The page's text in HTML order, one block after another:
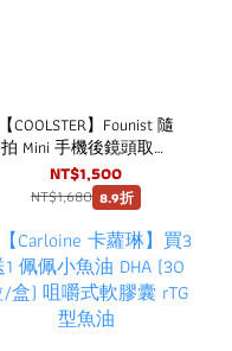
【COOLSTER】Founist 隨
拍 Mini 手機後鏡頭取景
螢幕
NT$1,500
NT$1,680 8.9折